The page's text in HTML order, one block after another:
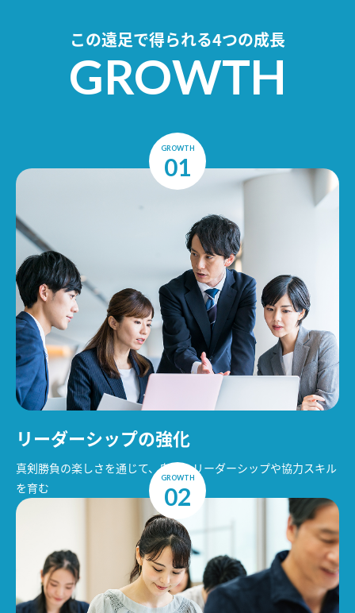
この遠足で得られる4つの成長
GROWTH
GROWTH
01
リーダーシップの強化
真剣勝負の楽しさを通じて、自然とリーダーシップや協力スキル
を育む
GROWTH
02